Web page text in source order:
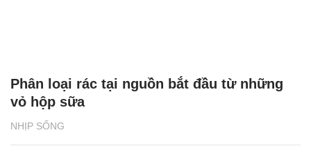
NHỊP SỐNG
Phân loại rác tại nguồn bắt đầu từ những
vỏ hộp sữa